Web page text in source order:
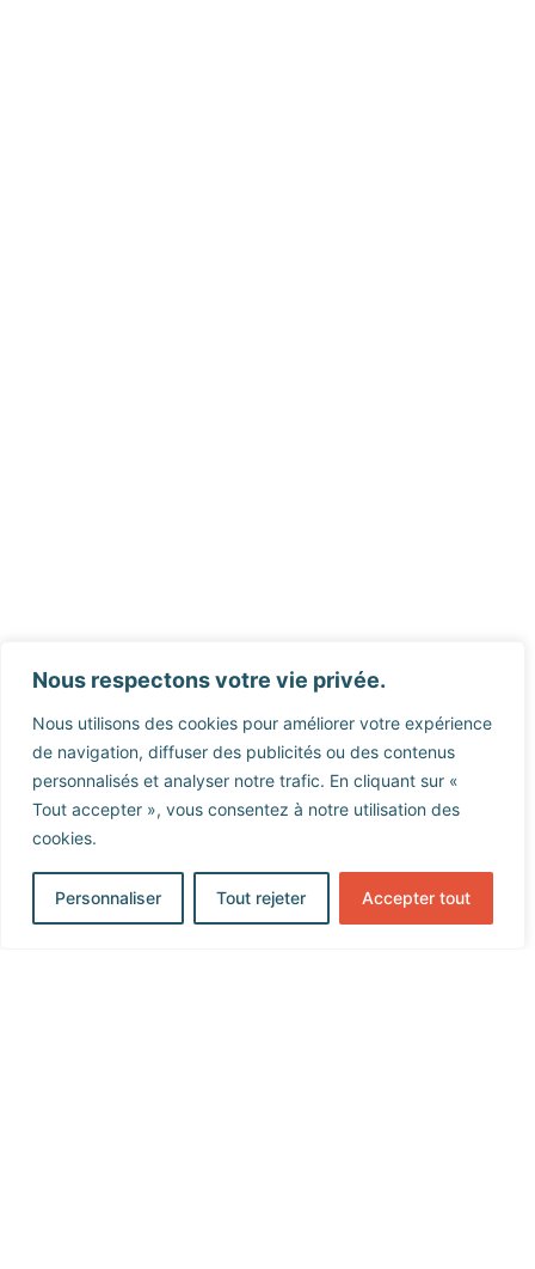
Nous respectons votre vie privée.
Nous utilisons des cookies pour améliorer votre expérience
de navigation, diffuser des publicités ou des contenus
personnalisés et analyser notre trafic. En cliquant sur «
Tout accepter », vous consentez à notre utilisation des
cookies.
Personnaliser Tout rejeter Accepter tout